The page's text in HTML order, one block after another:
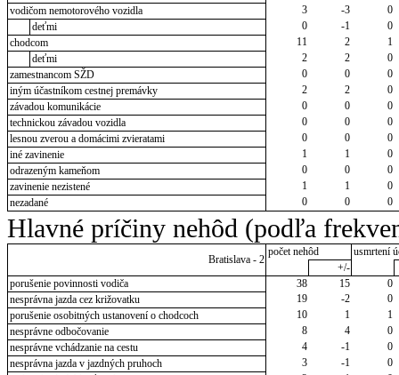
vodičom nemotorového vozidla
3 -3
0
deťmi
0 -1
0
chodcom
11 2
1
deťmi
2 2
0
zamestnancom SŽD
0 0
0
iným účastníkom cestnej premávky
2 2
0
závadou komunikácie
0 0
0
technickou závadou vozidla
0 0
0
lesnou zverou a domácimi zvieratami
0 0
0
iné zavinenie
1 1
0
odrazeným kameňom
0 0
0
zavinenie nezistené
1 1
0
nezadané
0 0 0
Hlavné príčiny nehôd (podľa
Bratislava - 2
počet nehôd
usmrtení
+/-
porušenie povinnosti vodiča
38 15
0
nesprávna jazda cez križovatku
19 -2
0
porušenie osobitných ustanovení o chodcoch
10 1
1
nesprávne odbočovanie
8 4
0
nesprávne vchádzanie na cestu
4 -1
0
nesprávna jazda v jazdných pruhoch
3 -1
0